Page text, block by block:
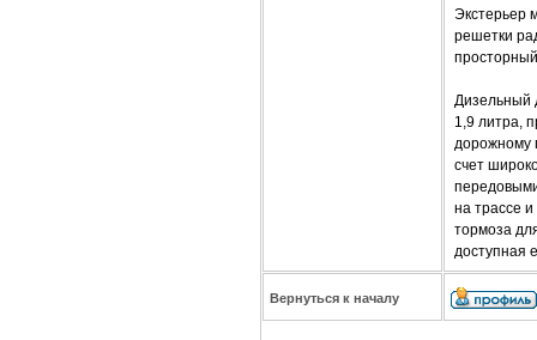
Экстерьер
решетки
Дизельный
1,9 литра,
дорожному
счет
на трассе
тормоза
доступная
Вернуться к началу